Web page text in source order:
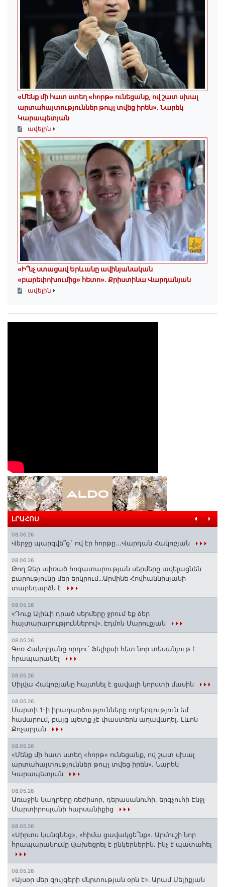
«Մենք մի հատ ստեղ «հորթ» ունեցանք, ով շատ սխալ
արտահայտություններ թույլ տվեց իրեն». Նարեկ
Կարապետյան
ավելին
«Ի՞նչ ստացավ Երևանը ավինյանական
«բարեփոխումից» հետո»․ Քրիստինա Վարդանյան
ավելին
ԼՐԱՀՈՍ
08.06.26
Վերջը պարզվե՞ց` ով էր հորթը...Վարդան Հակոբյան
08.06.26
Թող Ձեր սփռած հոգատարության սերմերը ավելացնեն
բարությունը մեր երկրում․․․Արմինե Հովհաննիսյանի
տարեդարձն է
08.05.26
«Դուք Ալիևի դրած սերմերը ջրում եք ձեր
հայտարարություններով»․ Էդմոն Մարուքյան
08.05.26
Գոռ Հակոբյանը որդու՝ Ֆելիքսի հետ նոր տեսանյութ է
հրապարակել
08.05.26
Սիլվա Հակոբյանը հայտնել է ցավալի կորստի մասին
08.05.26
Մարտի 1-ի իրադարձությունները ողբերգություն եմ
համարում, բայց պետք չէ փաստերն աղավաղել. Լևոն
Քոչարյան
08.05.26
«Մենք մի հատ ստեղ «հորթ» ունեցանք, ով շատ սխալ
արտահայտություններ թույլ տվեց իրեն». Նարեկ
Կարապետյան
08.05.26
Առաջին կադրերը ռեժիսոր, դերասանուհի, երգչուհի Էնջլ
Մարտիրոսյանի հարսանիքից
08.05.26
«Սիրտս կանգնեց», «հիմա ցավակցե՞նք». Արմուշի նոր
հրապարակումը վախեցրել է ընկերներին. ինչ է պատահել
08.05.26
«Այսօր մեր զույգերի մկրտության օրն է»․ Արամ Մելիքյան